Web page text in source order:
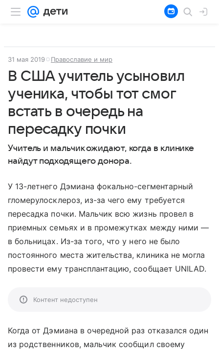
31 мая 2019 Православие и мир
В США учитель усыновил
ученика, чтобы тот смог
встать в очередь на
пересадку почки
Учитель и мальчик ожидают, когда в клинике
найдут подходящего донора.
У 13-летнего Дэмиана фокально-сегментарный
гломерулосклероз, из-за чего ему требуется
пересадка почки. Мальчик всю жизнь провел в
приемных семьях и в промежутках между ними —
в больницах. Из-за того, что у него не было
постоянного места жительства, клиника не могла
провести ему трансплантацию, сообщает UNILAD.
Контент недоступен
Когда от Дэмиана в очередной раз отказался один
из родственников, мальчик сообщил своему